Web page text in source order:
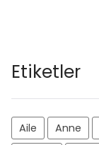
Etiketler
Aile Anne